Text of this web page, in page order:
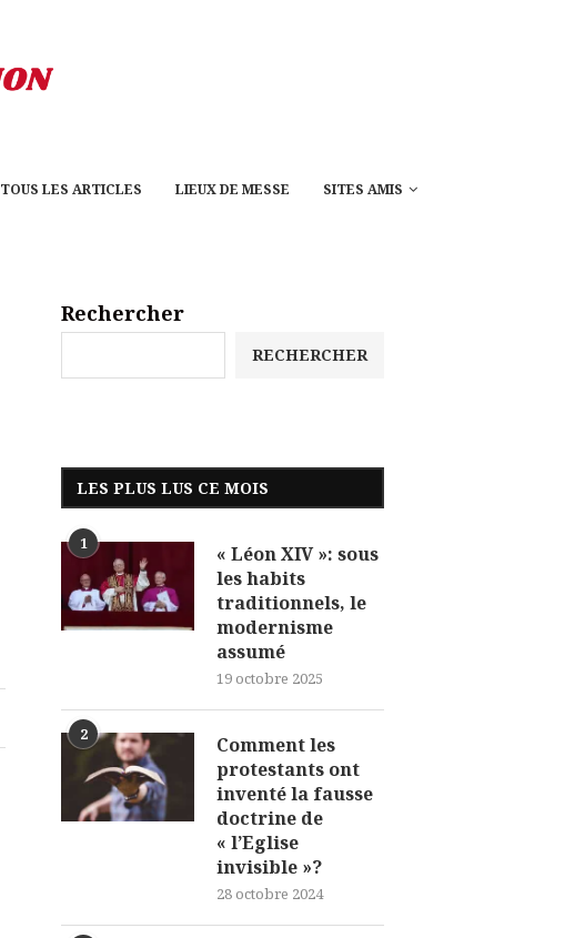
TOUS LES ARTICLES LIEUX DE MESSE SITES AMIS
Rechercher
RECHERCHER
LES PLUS LUS CE MOIS
1
« Léon XIV »: sous
les habits
traditionnels, le
modernisme
assumé
19 octobre 2025
2
Comment les
protestants ont
inventé la fausse
doctrine de
« l’Eglise
invisible »?
28 octobre 2024